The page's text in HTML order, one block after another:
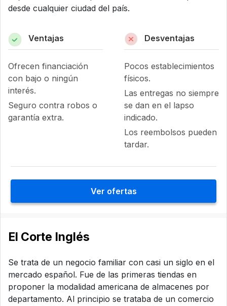
desde cualquier ciudad del país.
Ventajas
Ofrecen financiación
con bajo o ningún
interés.
Seguro contra robos o
garantía extra.
Desventajas
Pocos establecimientos
físicos.
Las entregas no siempre
se dan en el lapso
indicado.
Los reembolsos pueden
tardar.
Ver ofertas
El Corte Inglés
Se trata de un negocio familiar con casi un siglo en el
mercado español. Fue de las primeras tiendas en
proponer la modalidad americana de almacenes por
departamento. Al principio se trataba de un comercio